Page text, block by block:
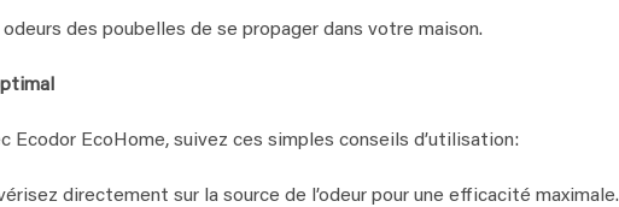
des poubelles de se propager dans votre maison.
Ecodor EcoHome, suivez ces simples conseils d’utilisation:
directement sur la source de l’odeur pour une efficacité maximale.